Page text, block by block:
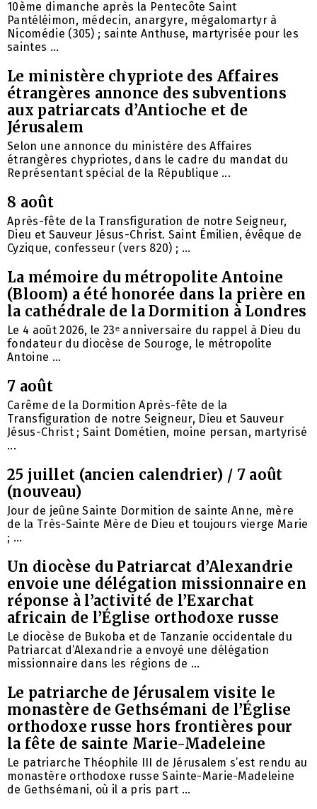
10ème dimanche après la Pentecôte Saint
Pantéléimon, médecin, anargyre, mégalomartyr à
Nicomédie (305) ; sainte Anthuse, martyrisée pour les
saintes ...
Le ministère chypriote des Affaires
étrangères annonce des subventions
aux patriarcats d’Antioche et de
Jérusalem
Selon une annonce du ministère des Affaires
étrangères chypriotes, dans le cadre du mandat du
Représentant spécial de la République ...
8 août
Après-fête de la Transfiguration de notre Seigneur,
Dieu et Sauveur Jésus-Christ. Saint Émilien, évêque de
Cyzique, confesseur (vers 820) ; ...
La mémoire du métropolite Antoine
(Bloom) a été honorée dans la prière en
la cathédrale de la Dormition à Londres
Le 4 août 2026, le 23ᵉ anniversaire du rappel à Dieu du
fondateur du diocèse de Souroge, le métropolite
Antoine ...
7 août
Carême de la Dormition Après-fête de la
Transfiguration de notre Seigneur, Dieu et Sauveur
Jésus-Christ ; Saint Dométien, moine persan, martyrisé
...
25 juillet (ancien calendrier) / 7 août
(nouveau)
Jour de jeûne Sainte Dormition de sainte Anne, mère
de la Très-Sainte Mère de Dieu et toujours vierge Marie
; ...
Un diocèse du Patriarcat d’Alexandrie
envoie une délégation missionnaire en
réponse à l’activité de l’Exarchat
africain de l’Église orthodoxe russe
Le diocèse de Bukoba et de Tanzanie occidentale du
Patriarcat d’Alexandrie a envoyé une délégation
missionnaire dans les régions de ...
Le patriarche de Jérusalem visite le
monastère de Gethsémani de l’Église
orthodoxe russe hors frontières pour
la fête de sainte Marie-Madeleine
Le patriarche Théophile III de Jérusalem s’est rendu au
monastère orthodoxe russe Sainte-Marie-Madeleine
de Gethsémani, où il a pris part ...